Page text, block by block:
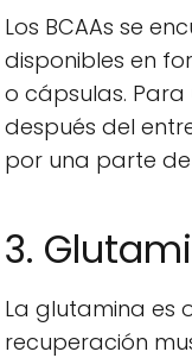
Los BCAAs se
disponibles en
o cápsulas.
después del
por una parte
3.
La glutamina es
recuperación